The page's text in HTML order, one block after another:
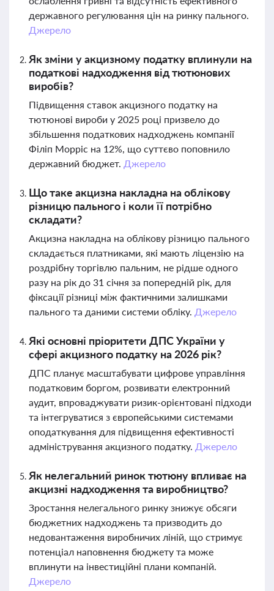
державного регулювання цін на ринку пального.
Джерело
Як зміни у акцизному податку вплинули на
податкові надходження від тютюнових
виробів?
Підвищення ставок акцизного податку на
тютюнові вироби у 2025 році призвело до
збільшення податкових надходжень компанії
Філіп Морріс на 12%, що суттєво поповнило
державний бюджет. Джерело
Що таке акцизна накладна на облікову
різницю пального і коли її потрібно
складати?
Акцизна накладна на облікову різницю пального
складається платниками, які мають ліцензію на
роздрібну торгівлю пальним, не рідше одного
разу на рік до 31 січня за попередній рік, для
фіксації різниці між фактичними залишками
пального та даними системи обліку. Джерело
Які основні пріоритети ДПС України у
сфері акцизного податку на 2026 рік?
ДПС планує масштабувати цифрове управління
податковим боргом, розвивати електронний
аудит, впроваджувати ризик-орієнтовані підходи
та інтегруватися з європейськими системами
оподаткування для підвищення ефективності
адміністрування акцизного податку. Джерело
Як нелегальний ринок тютюну впливає на
акцизні надходження та виробництво?
Зростання нелегального ринку знижує обсяги
бюджетних надходжень та призводить до
недовантаження виробничих ліній, що стримує
потенціал наповнення бюджету та може
вплинути на інвестиційні плани компаній.
Джерело